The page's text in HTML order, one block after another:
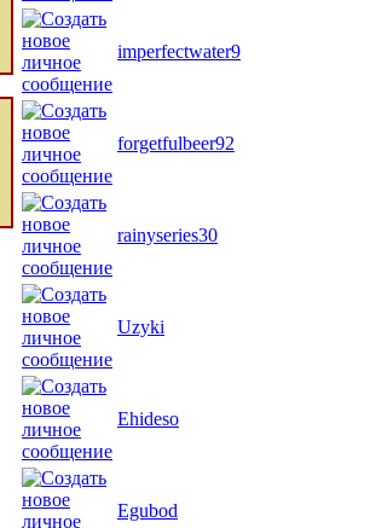
imperfectwater9
forgetfulbeer92
rainyseries30
Uzyki
Ehideso
Egubod